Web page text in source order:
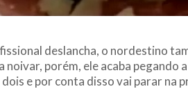
deslancha, o nordestino
noivar, porém, ele acaba pegando
e por conta disso vai parar na